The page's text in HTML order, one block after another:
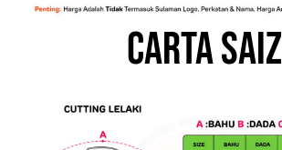
Carta saiz